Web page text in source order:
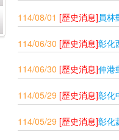
114/08/01 [歷史消息]員林
114/06/30 [歷史消息]彰化
114/06/30 [歷史消息]伸港
114/05/29 [歷史消息]彰化
114/05/29 [歷史消息]彰化